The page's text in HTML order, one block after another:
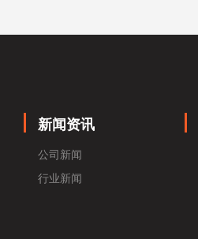
新闻资讯
公司新闻
行业新闻